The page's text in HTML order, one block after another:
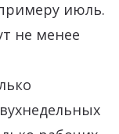
июль.
не менее